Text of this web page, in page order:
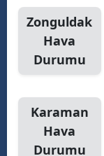
Zonguldak
Hava
Durumu
Karaman
Hava
Durumu